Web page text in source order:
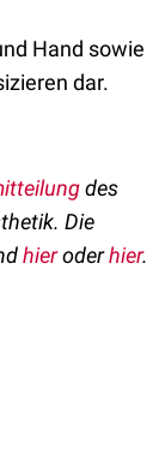
Hand sowie
dar.
des
Die
hieroderhier.